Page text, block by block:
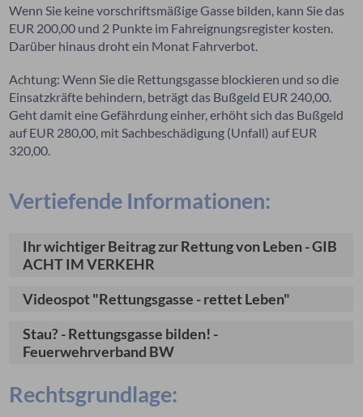
Wenn Sie keine vorschriftsmäßige Gasse bilden, kann Sie das
EUR 200,00 und 2 Punkte im Fahreignungsregister kosten.
Darüber hinaus droht ein Monat Fahrverbot.
Achtung: Wenn Sie die Rettungsgasse blockieren und so die
Einsatzkräfte behindern, beträgt das Bußgeld EUR 240,00.
Geht damit eine Gefährdung einher, erhöht sich das Bußgeld
auf EUR 280,00, mit Sachbeschädigung (Unfall) auf EUR
320,00.
Vertiefende Informationen:
Ihr wichtiger Beitrag zur Rettung von Leben - GIB
ACHT IM VERKEHR
Videospot "Rettungsgasse - rettet Leben"
Stau? - Rettungsgasse bilden! -
Feuerwehrverband BW
Rechtsgrundlage: